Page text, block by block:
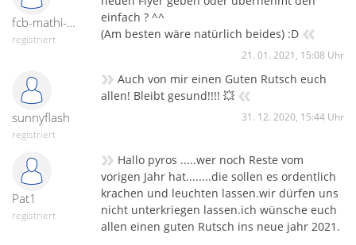
fcb-mathi-27133
registriert
einfach ? ^^
(Am besten wäre natürlich beides) :D «
21. 01. 2021, 15:08 Uhr
sunnyflash
registriert
» Auch von mir einen Guten Rutsch euch
allen! Bleibt gesund!!!! 💥 «
31. 12. 2020, 15:44 Uhr
Pat1
registriert
» Hallo pyros .....wer noch Reste vom
vorigen Jahr hat........die sollen es ordentlich
krachen und leuchten lassen.wir dürfen uns
nicht unterkriegen lassen.ich wünsche euch
allen einen guten Rutsch ins neue jahr 2021.